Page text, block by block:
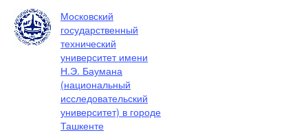
Московский
государственный
технический
университет имени
Н.Э. Баумана
(национальный
исследовательский
университет) в городе
Ташкенте